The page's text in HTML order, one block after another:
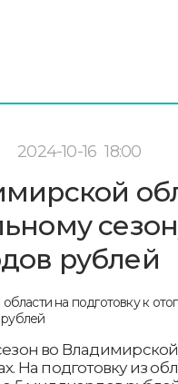
2024-10-16 18:00
рублей
во Владимирской
На подготовку из